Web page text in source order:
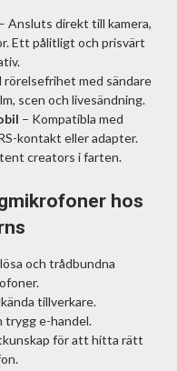
– Ansluts direkt till kamera,
Ett pålitligt och prisvärt
rörelsefrihet med sändare
scen och livesändning.
– Kompatibla med
kontakt eller adapter.
creators i farten.
hos
och trådbundna
tillverkare.
trygg e-handel.
för att hitta rätt